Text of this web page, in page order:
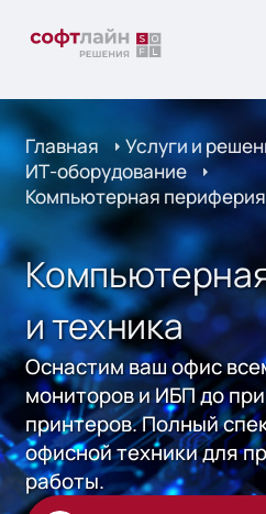
Главная
Услуги и
ИТ-оборудование
Компьютерная периферия
и техника
Оснастим ваш офис
мониторов и ИБП до
принтеров. Полный
офисной техники для
работы.